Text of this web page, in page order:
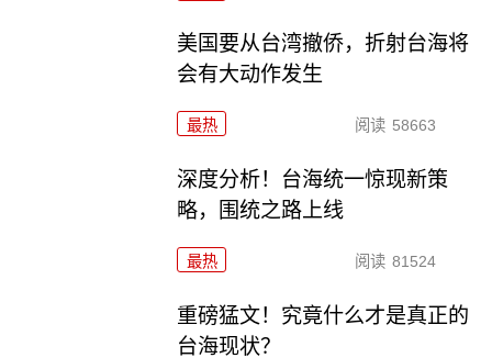
美国要从台湾撤侨，折射台海将
会有大动作发生
最热 阅读 58663
深度分析！台海统一惊现新策
略，围统之路上线
最热 阅读 81524
重磅猛文！究竟什么才是真正的
台海现状？